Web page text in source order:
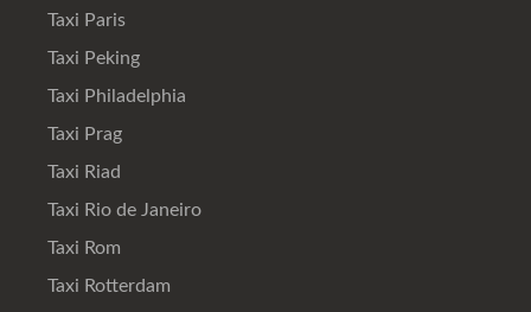
Taxi Paris
Taxi Peking
Taxi Philadelphia
Taxi Prag
Taxi Riad
Taxi Rio de Janeiro
Taxi Rom
Taxi Rotterdam